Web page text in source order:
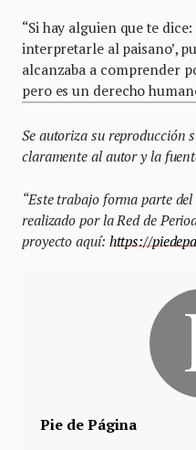
“Si hay alguien que te
interpretarle al paisano’,
alcanzaba a comprender
pero es un derecho
Se autoriza su reproducción
claramente al autor y la
“Este trabajo forma parte
realizado por la Red de
proyecto aquí: https://
Pie de Página